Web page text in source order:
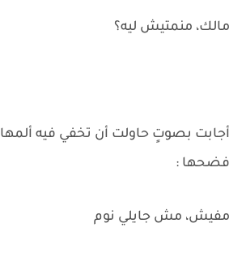
مالك، منمتيش ليه؟
أجابت بصوتٍ حاولت أن تخفي فيه
فضحها :
مفيش، مش جايلي نوم